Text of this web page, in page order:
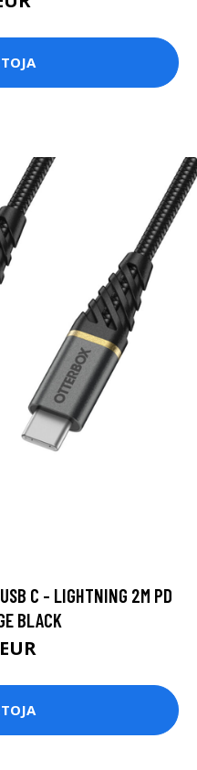
C - LIGHTNING 2M PD
BLACK